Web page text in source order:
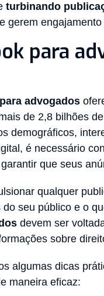
turbinando
gerem
para
advogados
de 2,8 bilhões
demográficos,
é necessário
que seus
qualquer
do seu público e o
devem ser
sobre
algumas dicas
maneira eficaz: